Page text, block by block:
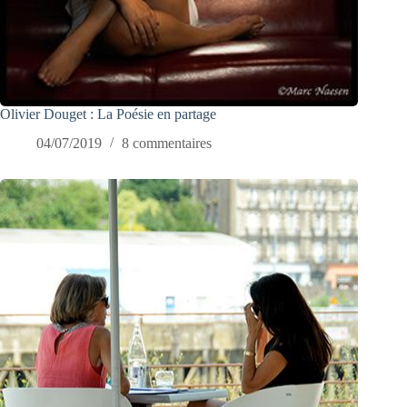
Olivier Douget : La Poésie en partage
04/07/2019
8 commentaires